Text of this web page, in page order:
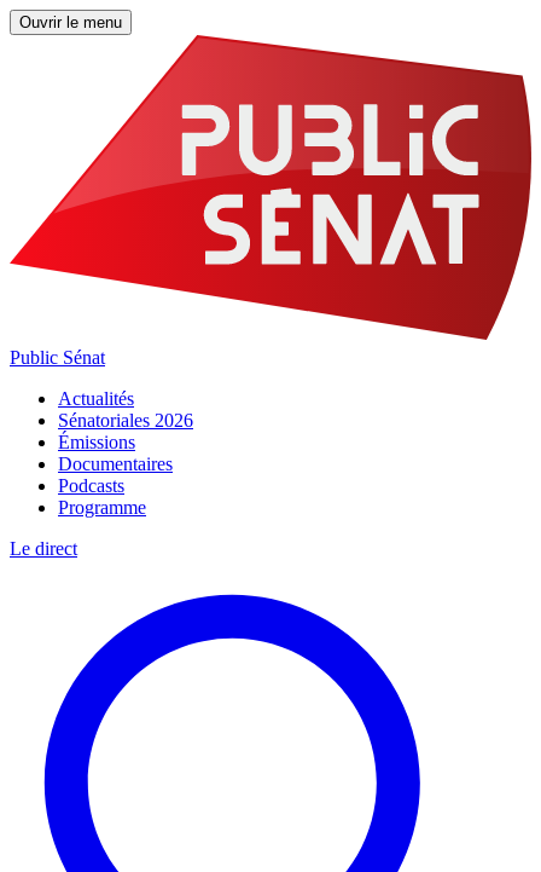
Ouvrir le menu
Public Sénat
Actualités
Sénatoriales 2026
Émissions
Documentaires
Podcasts
Programme
Le direct